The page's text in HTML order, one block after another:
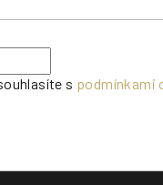
s podmínkami